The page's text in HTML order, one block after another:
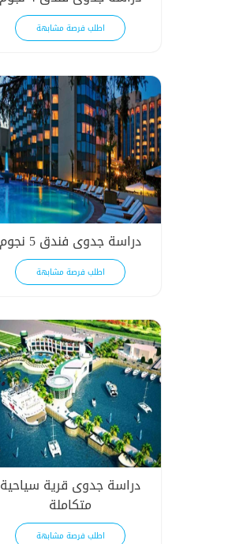
اطلب فرصة مشابهة
دراسة جدوى فندق 5 نجوم
اطلب فرصة مشابهة
دراسة جدوى قرية سياحية
متكاملة
اطلب فرصة مشابهة